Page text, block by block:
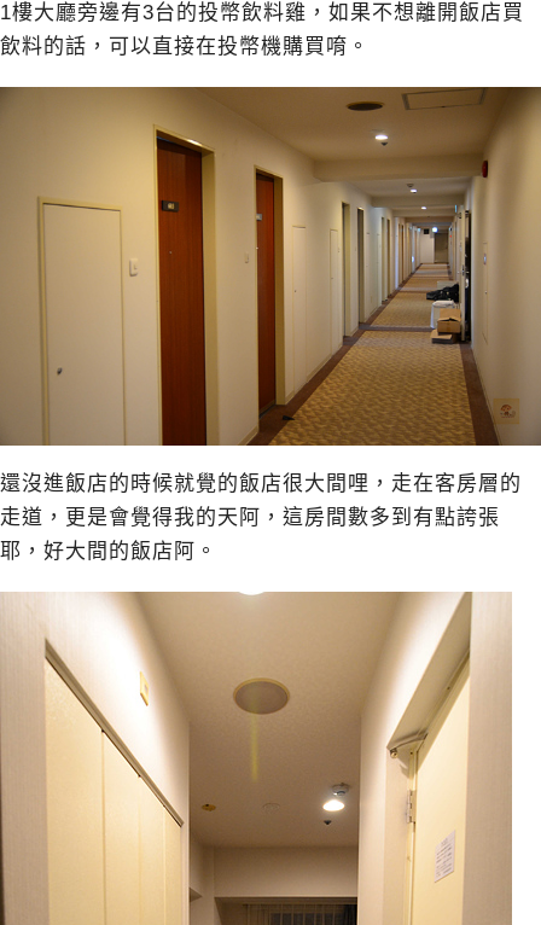
1樓大廳旁邊有3台的投幣飲料雞，如果不想離開飯店買
飲料的話，可以直接在投幣機購買唷。
還沒進飯店的時候就覺的飯店很大間哩，走在客房層的
走道，更是會覺得我的天阿，這房間數多到有點誇張
耶，好大間的飯店阿。